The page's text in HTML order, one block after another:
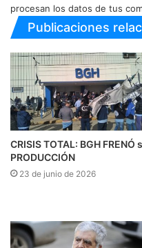
procesan los datos de tus
Publicaciones
CRISIS TOTAL: BGH FRENÓ
PRODUCCIÓN
23 de junio de 2026